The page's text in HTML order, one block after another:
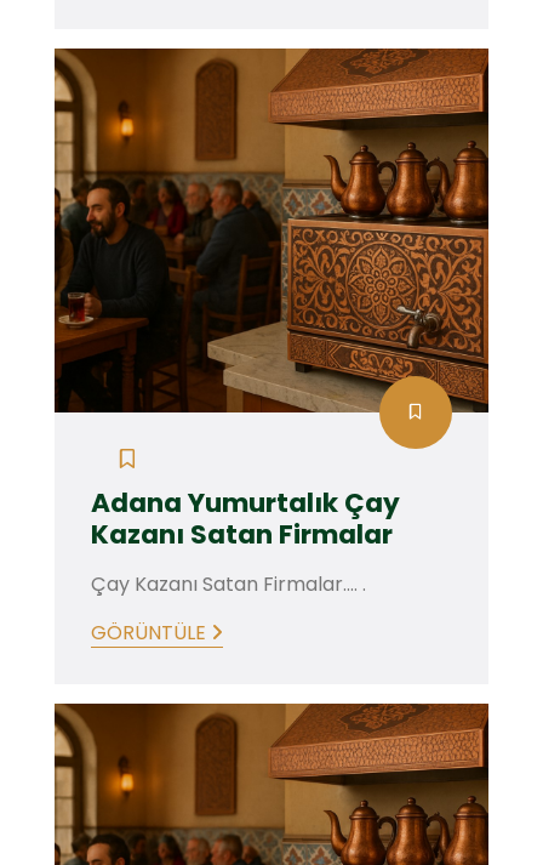
Adana Yumurtalık Çay
Kazanı Satan Firmalar
Çay Kazanı Satan Firmalar.... .
GÖRÜNTÜLE